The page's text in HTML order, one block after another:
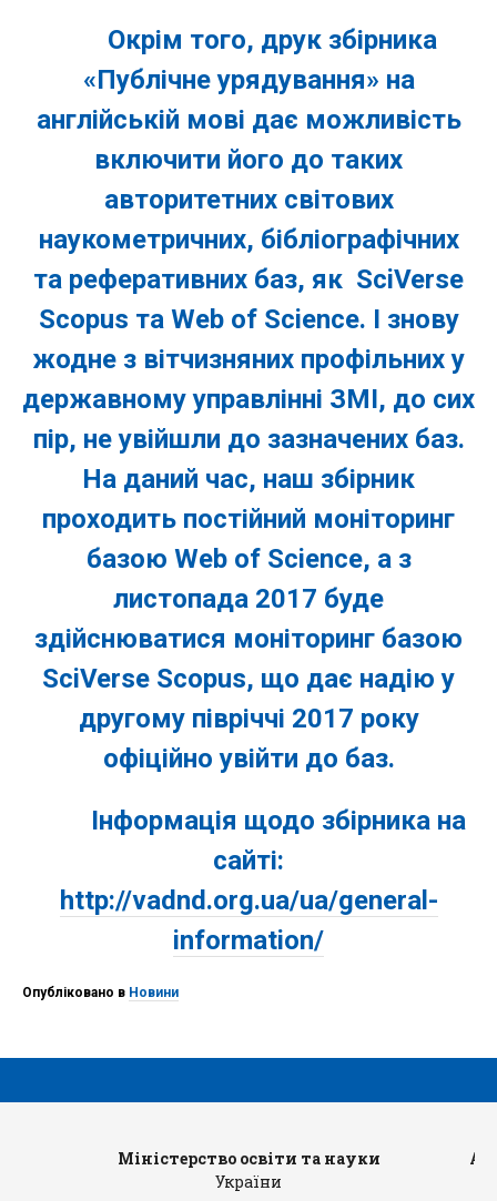
Окрім того, друк збірника
«Публічне урядування» на
англійській мові дає можливість
включити його до таких
авторитетних світових
наукометричних, бібліографічних
та реферативних баз, як SciVerse
Scopus та Web of Science. І знову
жодне з вітчизняних профільних у
державному управлінні ЗМІ, до сих
пір, не увійшли до зазначених баз.
На даний час, наш збірник
проходить постійний моніторинг
базою Web of Science, а з
листопада 2017 буде
здійснюватися моніторинг базою
SciVerse Scopus, що дає надію у
другому півріччі 2017 року
офіційно увійти до баз.
Інформація щодо збірника на
сайті:
http://vadnd.org.ua/ua/general-
information/
Опубліковано в Новини
Міністерство освіти та науки
України